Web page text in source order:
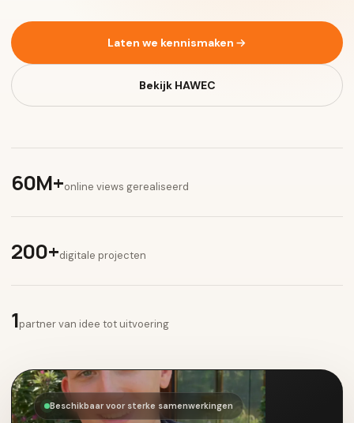
Laten we kennismaken
Bekijk HAWEC
60M+online views gerealiseerd
200+digitale projecten
1partner van idee tot uitvoering
Beschikbaar voor sterke samenwerkingen